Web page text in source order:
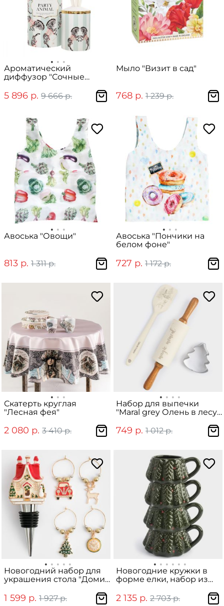
Ароматический
диффузор "Сочные
Lyrical" 200 мл
5 896 р. 9 666 р.
Мыло "Визит в сад"
768 р. 1 239 р.
Авоська "Овощи"
813 р. 1 311 р.
Авоська "Пончики на
белом фоне"
727 р. 1 172 р.
Скатерть круглая
"Лесная фея"
2 080 р. 3 410 р.
Набор для выпечки
"Maral grey Олень в лесу"
749 р. 1 012 р.
Новогодний набор для
украшения стола "Домик
бутылки и 4 подвесов
1 599 р. 1 927 р.
Новогодние кружки в
форме елки, набор из
2 135 р. 2 703 р.